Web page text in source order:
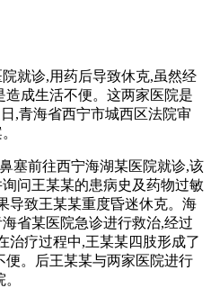
就诊,用药后导致休克,虽然经
造成生活不便。这两家医院是
,青海省西宁市城西区法院审
塞前往西宁海湖某医院就诊,该
问王某某的患病史及药物过敏
导致王某某重度昏迷休克。海
省某医院急诊进行救治,经过
治疗过程中,王某某四肢形成了
便。后王某某与两家医院进行